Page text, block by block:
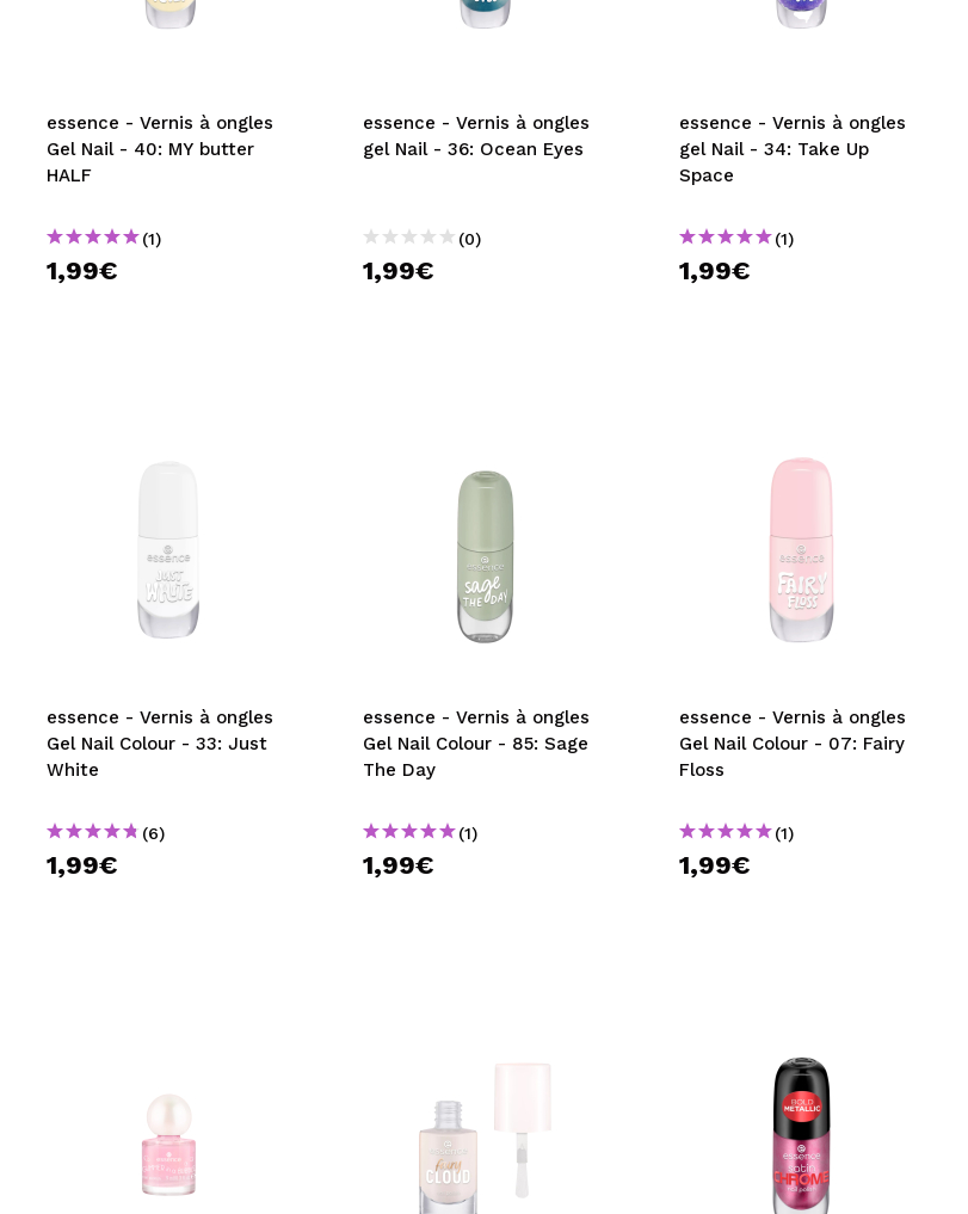
MAQUIFARMA
TRAVEL SIZE
NATURE
OFFRES
essence - Vernis à ongles
Gel Nail - 40: MY butter
HALF
(1)
1,99€
essence - Vernis à ongles
gel Nail - 36: Ocean Eyes
(0)
1,99€
essence - Vernis à ongles
gel Nail - 34: Take Up
Space
(1)
1,99€
essence - Vernis à ongles
Gel Nail Colour - 33: Just
White
(6)
1,99€
essence - Vernis à ongles
Gel Nail Colour - 85: Sage
The Day
(1)
1,99€
essence - Vernis à ongles
Gel Nail Colour - 07: Fairy
Floss
(1)
1,99€